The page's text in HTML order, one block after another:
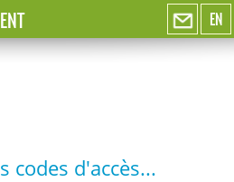
EN
codes d'accès...